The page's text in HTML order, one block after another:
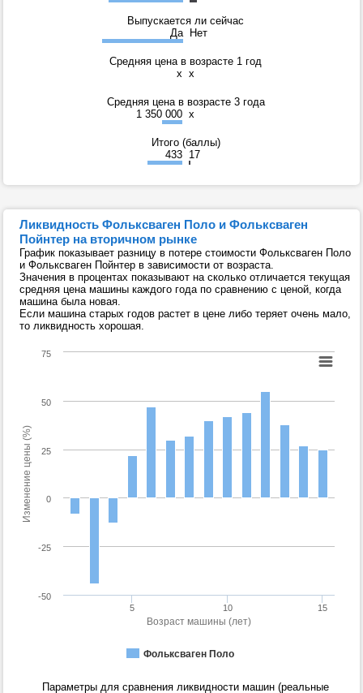
Выпускается ли сейчас
Да
Нет
Средняя цена в возрасте 1 год
x x
Средняя цена в возрасте 3 года
1 350 000 x
Итого (баллы)
433 17
Ликвидность Фольксваген Поло и Фольксваген
Пойнтер на вторичном рынке
График показывает разницу в потере стоимости Фольксваген Поло
и Фольксваген Пойнтер в зависимости от возраста.
Значения в процентах показывают на сколько отличается текущая
средняя цена машины каждого года по сравнению с ценой, когда
машина была новая.
Если машина старых годов растет в цене либо теряет очень мало,
то ликвидность хорошая.
Возраст машины (лет)
Изменение цены (%)
Фольксваген Поло
5 10 15
0
-50
-25
25
50
75
Параметры для сравнения ликвидности машин (реальные